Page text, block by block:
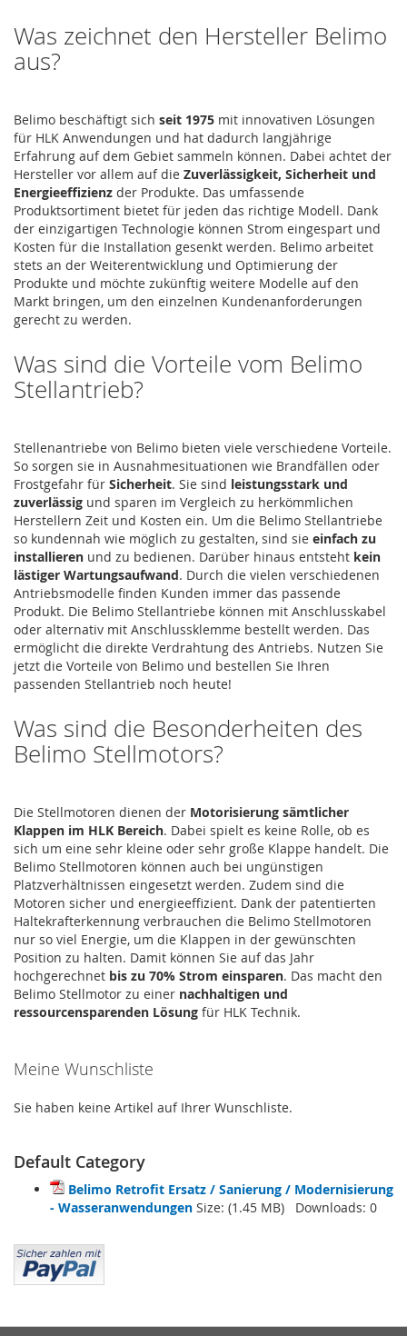
Was zeichnet den Hersteller Belimo
aus?
Belimo beschäftigt sich seit 1975 mit innovativen Lösungen
für HLK Anwendungen und hat dadurch langjährige
Erfahrung auf dem Gebiet sammeln können. Dabei achtet der
Hersteller vor allem auf die Zuverlässigkeit, Sicherheit und
Energieeffizienz der Produkte. Das umfassende
Produktsortiment bietet für jeden das richtige Modell. Dank
der einzigartigen Technologie können Strom eingespart und
Kosten für die Installation gesenkt werden. Belimo arbeitet
stets an der Weiterentwicklung und Optimierung der
Produkte und möchte zukünftig weitere Modelle auf den
Markt bringen, um den einzelnen Kundenanforderungen
gerecht zu werden.
Was sind die Vorteile vom Belimo
Stellantrieb?
Stellenantriebe von Belimo bieten viele verschiedene Vorteile.
So sorgen sie in Ausnahmesituationen wie Brandfällen oder
Frostgefahr für Sicherheit. Sie sind leistungsstark und
zuverlässig und sparen im Vergleich zu herkömmlichen
Herstellern Zeit und Kosten ein. Um die Belimo Stellantriebe
so kundennah wie möglich zu gestalten, sind sie einfach zu
installieren und zu bedienen. Darüber hinaus entsteht kein
lästiger Wartungsaufwand. Durch die vielen verschiedenen
Antriebsmodelle finden Kunden immer das passende
Produkt. Die Belimo Stellantriebe können mit Anschlusskabel
oder alternativ mit Anschlussklemme bestellt werden. Das
ermöglicht die direkte Verdrahtung des Antriebs. Nutzen Sie
jetzt die Vorteile von Belimo und bestellen Sie Ihren
passenden Stellantrieb noch heute!
Was sind die Besonderheiten des
Belimo Stellmotors?
Die Stellmotoren dienen der Motorisierung sämtlicher
Klappen im HLK Bereich. Dabei spielt es keine Rolle, ob es
sich um eine sehr kleine oder sehr große Klappe handelt. Die
Belimo Stellmotoren können auch bei ungünstigen
Platzverhältnissen eingesetzt werden. Zudem sind die
Motoren sicher und energieeffizient. Dank der patentierten
Haltekrafterkennung verbrauchen die Belimo Stellmotoren
nur so viel Energie, um die Klappen in der gewünschten
Position zu halten. Damit können Sie auf das Jahr
hochgerechnet bis zu 70% Strom einsparen. Das macht den
Belimo Stellmotor zu einer nachhaltigen und
ressourcensparenden Lösung für HLK Technik.
Meine Wunschliste
Sie haben keine Artikel auf Ihrer Wunschliste.
Default Category
Belimo Retrofit Ersatz / Sanierung / Modernisierung
- Wasseranwendungen Size: (1.45 MB) Downloads: 0